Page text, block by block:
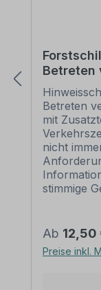
Betreten
Betreten
mit
nicht
stimmige
die
oder mit
häufig
Regulärer
Ab 12,50
Preise inkl.